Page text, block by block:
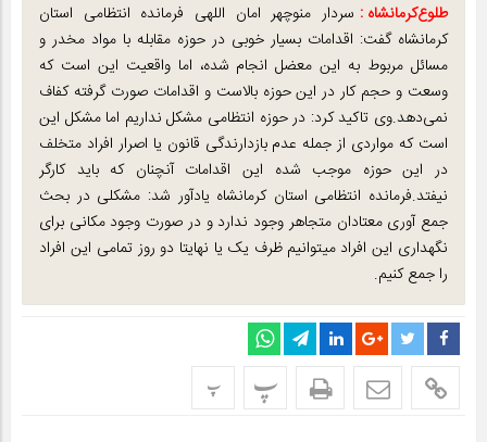
طلوع‌‌کرمانشاه : سردار منوچهر امان اللهی فرمانده انتظامی استان
کرمانشاه گفت: اقدامات بسیار خوبی در حوزه مقابله با مواد مخدر و
مسائل مربوط به این معضل انجام شده، اما واقعیت این است که
وسعت و حجم کار در این حوزه بالاست و اقدامات صورت گرفته کفاف
نمی‌دهد.وی تاکید کرد: در حوزه انتظامی مشکل نداریم اما مشکل این
است که مواردی از جمله عدم بازدارندگی قانون یا اصرار افراد متخلف
در این حوزه موجب شده این اقدامات آنچنان که باید کارگر
نیفتد.فرمانده انتظامی استان کرمانشاه یادآور شد: مشکلی در بحث
جمع آوری معتادان متجاهر وجود ندارد و در صورت وجود مکانی برای
نگهداری این افراد میتوانیم ظرف یک یا نهایتا دو روز تمامی این افراد
را جمع کنیم.
پ پ